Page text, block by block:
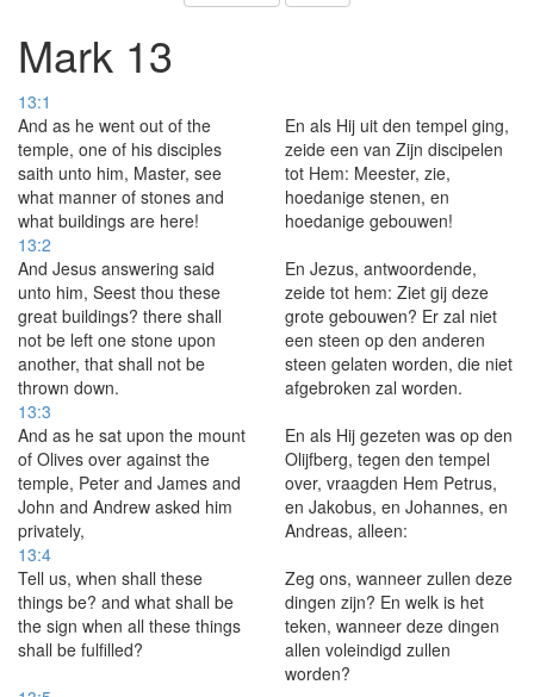
Mark 13
13:1
And as he went out of the
temple, one of his disciples
saith unto him, Master, see
what manner of stones and
what buildings are here!
En als Hij uit den tempel ging,
zeide een van Zijn discipelen
tot Hem: Meester, zie,
hoedanige stenen, en
hoedanige gebouwen!
13:2
And Jesus answering said
unto him, Seest thou these
great buildings? there shall
not be left one stone upon
another, that shall not be
thrown down.
En Jezus, antwoordende,
zeide tot hem: Ziet gij deze
grote gebouwen? Er zal niet
een steen op den anderen
steen gelaten worden, die niet
afgebroken zal worden.
13:3
And as he sat upon the mount
of Olives over against the
temple, Peter and James and
John and Andrew asked him
privately,
En als Hij gezeten was op den
Olijfberg, tegen den tempel
over, vraagden Hem Petrus,
en Jakobus, en Johannes, en
Andreas, alleen:
13:4
Tell us, when shall these
things be? and what shall be
the sign when all these things
shall be fulfilled?
Zeg ons, wanneer zullen deze
dingen zijn? En welk is het
teken, wanneer deze dingen
allen voleindigd zullen
worden?